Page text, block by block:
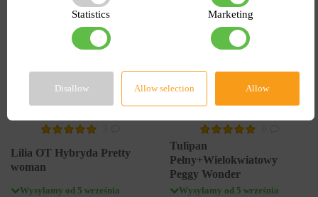
Lilia OT Hybryda Pretty
woman
Wysyłamy od 5 września
Tulipan
Pełny+Wielokwiatowy
Peggy Wonder
Wysyłamy od 5 września
Statistics Marketing
Disallow Allow selection Allow